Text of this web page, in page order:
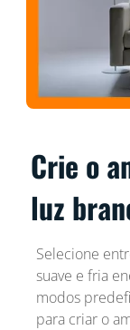
Crie o
luz
Selecione
suave e fria
modos
para criar o